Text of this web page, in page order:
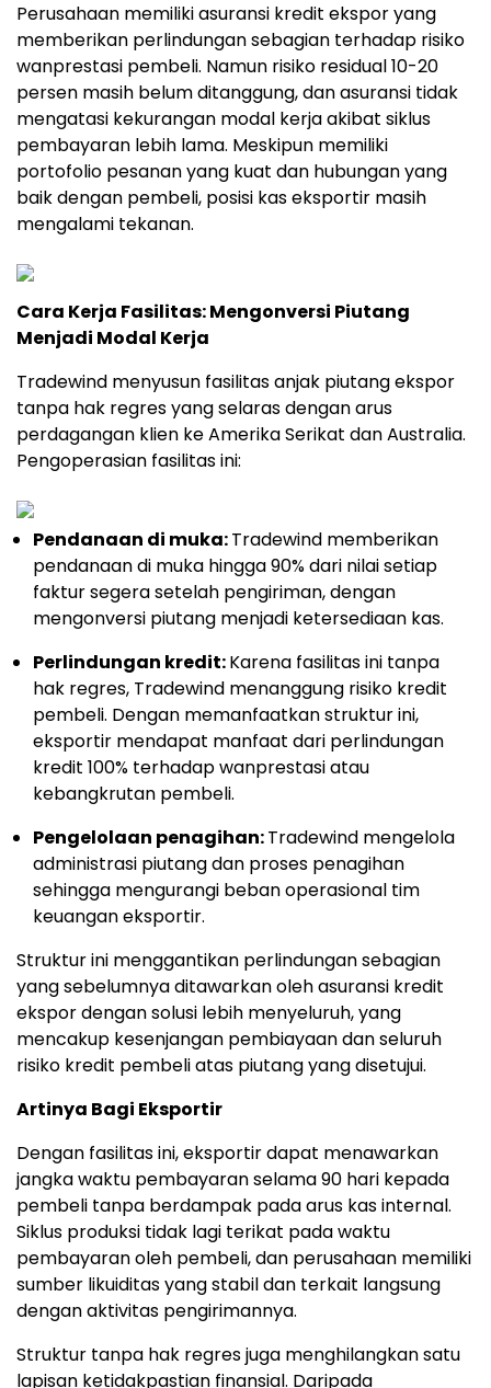
Perusahaan memiliki asuransi kredit ekspor yang
memberikan perlindungan sebagian terhadap risiko
wanprestasi pembeli. Namun risiko residual 10-20
persen masih belum ditanggung, dan asuransi tidak
mengatasi kekurangan modal kerja akibat siklus
pembayaran lebih lama. Meskipun memiliki
portofolio pesanan yang kuat dan hubungan yang
baik dengan pembeli, posisi kas eksportir masih
mengalami tekanan.
Cara Kerja Fasilitas: Mengonversi Piutang
Menjadi Modal Kerja
Tradewind menyusun fasilitas anjak piutang ekspor
tanpa hak regres yang selaras dengan arus
perdagangan klien ke Amerika Serikat dan Australia.
Pengoperasian fasilitas ini:
Pendanaan di muka:Tradewind memberikan
pendanaan di muka hingga 90% dari nilai setiap
faktur segera setelah pengiriman, dengan
mengonversi piutang menjadi ketersediaan kas.
Perlindungan kredit:Karena fasilitas ini tanpa
hak regres, Tradewind menanggung risiko kredit
pembeli. Dengan memanfaatkan struktur ini,
eksportir mendapat manfaat dari perlindungan
kredit 100% terhadap wanprestasi atau
kebangkrutan pembeli.
Pengelolaan penagihan:Tradewind mengelola
administrasi piutang dan proses penagihan
sehingga mengurangi beban operasional tim
keuangan eksportir.
Struktur ini menggantikan perlindungan sebagian
yang sebelumnya ditawarkan oleh asuransi kredit
ekspor dengan solusi lebih menyeluruh, yang
mencakup kesenjangan pembiayaan dan seluruh
risiko kredit pembeli atas piutang yang disetujui.
Artinya Bagi Eksportir
Dengan fasilitas ini, eksportir dapat menawarkan
jangka waktu pembayaran selama 90 hari kepada
pembeli tanpa berdampak pada arus kas internal.
Siklus produksi tidak lagi terikat pada waktu
pembayaran oleh pembeli, dan perusahaan memiliki
sumber likuiditas yang stabil dan terkait langsung
dengan aktivitas pengirimannya.
Struktur tanpa hak regres juga menghilangkan satu
lapisan ketidakpastian finansial. Daripada